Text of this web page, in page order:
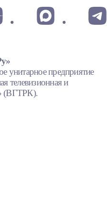
унитарное предприятие
телевизионная и
(ВГТРК).